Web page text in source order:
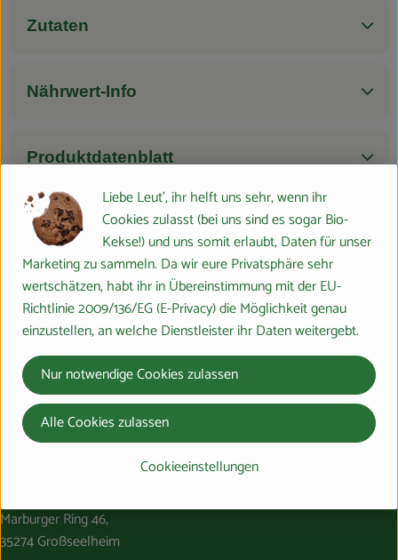
Zutaten
Nährwert-Info
Produktdatenblatt
Herkunft
Hersteller: DEE
Deutschland
dennree
Marburger Ring 46,
35274 Großseelheim
Liebe Leut', ihr helft uns sehr, wenn ihr
Cookies zulasst (bei uns sind es sogar Bio-
Kekse!) und uns somit erlaubt, Daten für unser
Marketing zu sammeln. Da wir eure Privatsphäre sehr
wertschätzen, habt ihr in Übereinstimmung mit der EU-
Richtlinie 2009/136/EG (E-Privacy) die Möglichkeit genau
einzustellen, an welche Dienstleister ihr Daten weitergebt.
Cookieeinstellungen
Nur notwendige Cookies zulassen
Alle Cookies zulassen